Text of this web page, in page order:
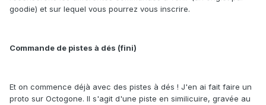
goodie) et sur lequel vous pourrez vous inscrire.
Commande de pistes à dés (fini)
Et on commence déjà avec des pistes à dés ! J'en ai fait faire un
proto sur Octogone. Il s'agit d'une piste en similicuire, gravée au